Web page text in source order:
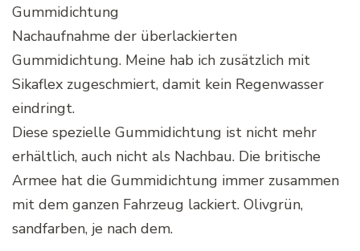
Nachaufnahme der überlackierten
Gummidichtung. Meine hab ich zusätzlich mit
Sikaflex zugeschmiert, damit kein Regenwasser
eindringt.
Diese spezielle Gummidichtung ist nicht mehr
erhältlich, auch nicht als Nachbau. Die britische
Armee hat die Gummidichtung immer zusammen
mit dem ganzen Fahrzeug lackiert. Olivgrün,
sandfarben, je nach dem.